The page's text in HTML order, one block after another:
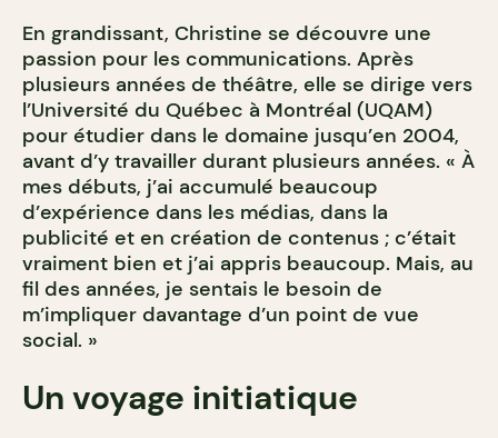
En grandissant, Christine se découvre une
passion pour les communications. Après
plusieurs années de théâtre, elle se dirige vers
l’Université du Québec à Montréal (UQAM)
pour étudier dans le domaine jusqu’en 2004,
avant d’y travailler durant plusieurs années. « À
mes débuts, j’ai accumulé beaucoup
d’expérience dans les médias, dans la
publicité et en création de contenus ; c’était
vraiment bien et j’ai appris beaucoup. Mais, au
fil des années, je sentais le besoin de
m’impliquer davantage d’un point de vue
social. »
Un voyage initiatique